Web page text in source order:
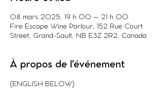
08 mars 2025, 19 h 00 – 21 h 00
Fire Escape Wine Parlour, 152 Rue Court
Street, Grand-Sault, NB E3Z 2R2, Canada
À propos de l'événement
(ENGLISH BELOW)